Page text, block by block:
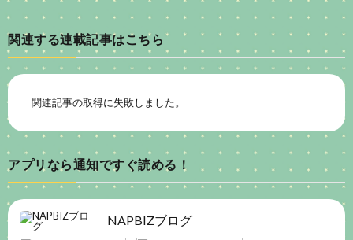
関連する連載記事はこちら
関連記事の取得に失敗しました。
アプリなら通知ですぐ読める！
NAPBIZブログ